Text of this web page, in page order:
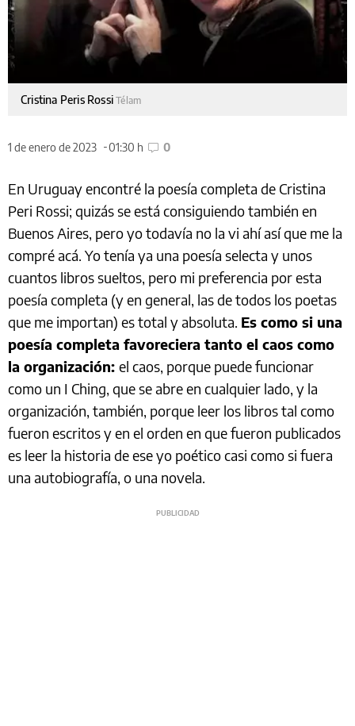
Cristina Peris RossiTélam
1 de enero de 2023 01:30 h 0
En Uruguay encontré la poesía completa de Cristina
Peri Rossi; quizás se está consiguiendo también en
Buenos Aires, pero yo todavía no la vi ahí así que me la
compré acá. Yo tenía ya una poesía selecta y unos
cuantos libros sueltos, pero mi preferencia por esta
poesía completa (y en general, las de todos los poetas
que me importan) es total y absoluta. Es como si una
poesía completa favoreciera tanto el caos como
la organización: el caos, porque puede funcionar
como un I Ching, que se abre en cualquier lado, y la
organización, también, porque leer los libros tal como
fueron escritos y en el orden en que fueron publicados
es leer la historia de ese yo poético casi como si fuera
una autobiografía, o una novela.